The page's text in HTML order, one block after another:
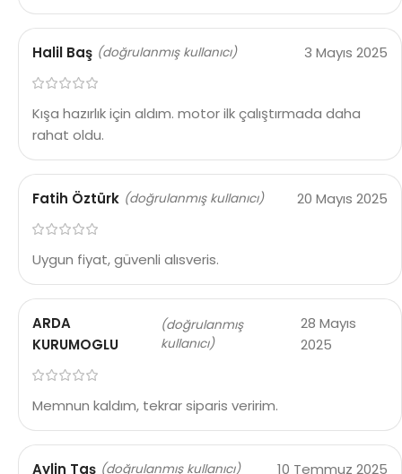
Halil Baş (doğrulanmış kullanıcı) 3 Mayıs 2025
Kışa hazırlık için aldım. motor ilk çalıştırmada daha
rahat oldu.
Fatih Öztürk (doğrulanmış kullanıcı) 20 Mayıs 2025
Uygun fiyat, güvenli alısveris.
ARDA
KURUMOGLU
(doğrulanmış
kullanıcı)
28 Mayıs
2025
Memnun kaldım, tekrar siparis veririm.
Aylin Taş (doğrulanmış kullanıcı) 10 Temmuz 2025